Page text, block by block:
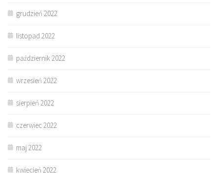
grudzień 2022
listopad 2022
październik 2022
wrzesień 2022
sierpień 2022
czerwiec 2022
maj 2022
kwiecień 2022